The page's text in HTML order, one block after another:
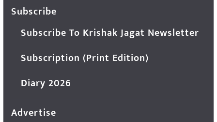
Subscribe
Subscribe To Krishak Jagat Newsletter
Subscription (Print Edition)
Diary 2026
Advertise